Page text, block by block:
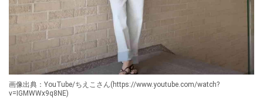
画像出典：YouTube/ちえこさん(https://www.youtube.com/watch?
v=IGMWWx9q8NE)